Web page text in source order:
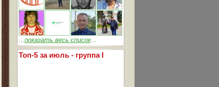
...показать весь список...
Топ-5 за июль - группа I